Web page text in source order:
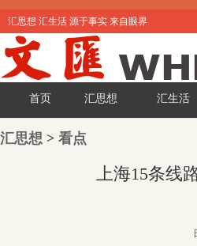
汇思想 汇生活 源于事实 来自眼界
首页 汇思想 汇生活
汇思想 > 看点
上海15条线